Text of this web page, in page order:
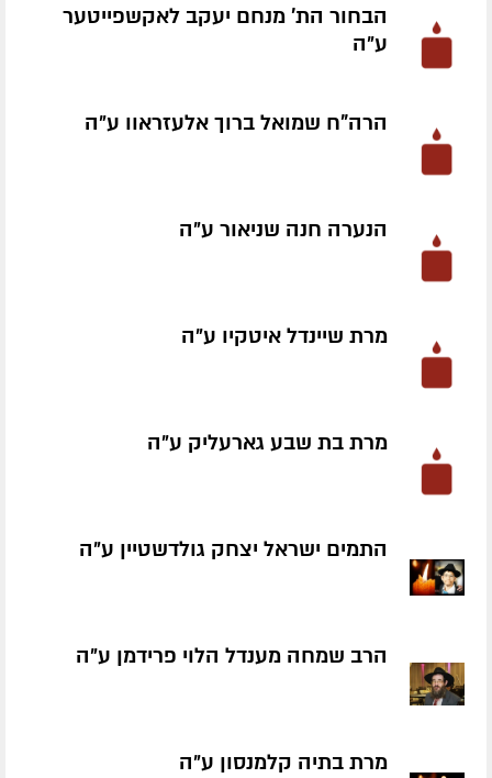
הבחור הת' מנחם יעקב לאקשפייטער
ע״ה
הרה"ח שמואל ברוך אלעזראוו ע״ה
הנערה חנה שניאור ע״ה
מרת שיינדל איטקיו ע״ה
מרת בת שבע גארעליק ע״ה
התמים ישראל יצחק גולדשטיין ע״ה
הרב שמחה מענדל הלוי פרידמן ע״ה
מרת בתיה קלמנסון ע״ה